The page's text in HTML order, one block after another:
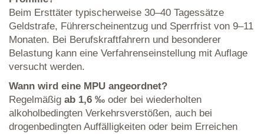
Beim Ersttäter typischerweise 30–40 Tagessätze
Geldstrafe, Führerscheinentzug und Sperrfrist von 9–11
Monaten. Bei Berufskraftfahrern und besonderer
Belastung kann eine Verfahrenseinstellung mit Auflage
versucht werden.
Wann wird eine MPU angeordnet?
Regelmäßig ab 1,6 ‰ oder bei wiederholten
alkoholbedingten Verkehrsverstößen, auch bei
drogenbedingten Auffälligkeiten oder beim Erreichen